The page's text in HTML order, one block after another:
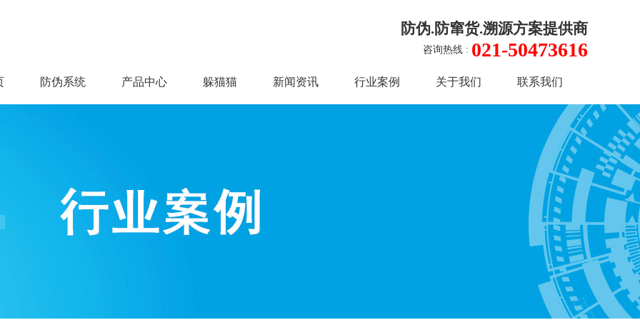
防伪.防窜货.溯源方案提供商
咨询热线 : 021-50473616
防伪系统 产品中心 躲猫猫 新闻资讯 行业案例 关于我们 联系我们